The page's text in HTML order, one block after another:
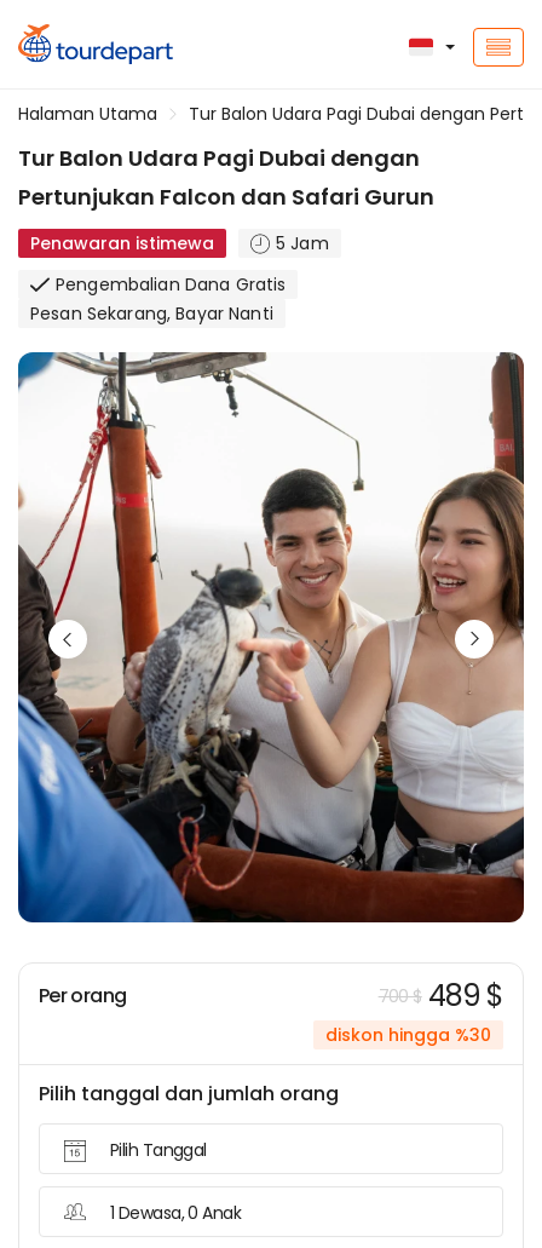
Halaman Utama Tur Balon Udara Pagi Dubai dengan
Tur Balon Udara Pagi Dubai dengan
Pertunjukan Falcon dan Safari Gurun
Penawaran istimewa
5 Jam
Pengembalian Dana Gratis
Pesan Sekarang, Bayar Nanti
Per orang 700 $ 489 $
diskon hingga %30
Pilih tanggal dan jumlah orang
Pilih Tanggal
1 Dewasa, 0 Anak